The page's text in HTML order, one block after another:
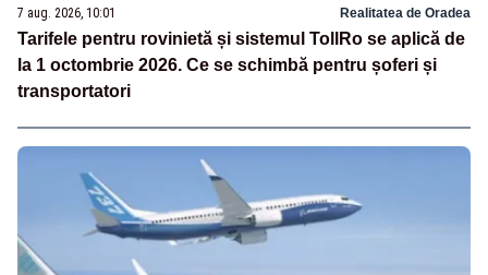
7 aug. 2026, 10:01 Realitatea de Oradea
Tarifele pentru rovinietă și sistemul TollRo se aplică de
la 1 octombrie 2026. Ce se schimbă pentru șoferi și
transportatori